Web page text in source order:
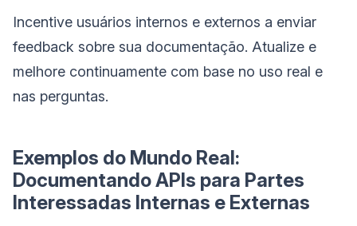
Incentive usuários internos e externos a enviar
feedback sobre sua documentação. Atualize e
melhore continuamente com base no uso real e
nas perguntas.
Exemplos do Mundo Real:
Documentando APIs para Partes
Interessadas Internas e Externas